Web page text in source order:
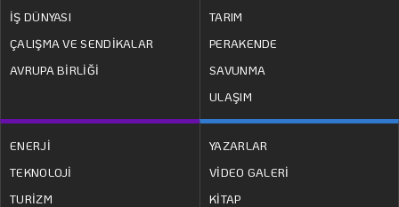
İŞ DÜNYASI
ÇALIŞMA VE SENDİKALAR
AVRUPA BİRLİĞİ
TARIM
PERAKENDE
SAVUNMA
ULAŞIM
ENERJİ
TEKNOLOJİ
TURİZM
YAZARLAR
VİDEO GALERİ
KİTAP